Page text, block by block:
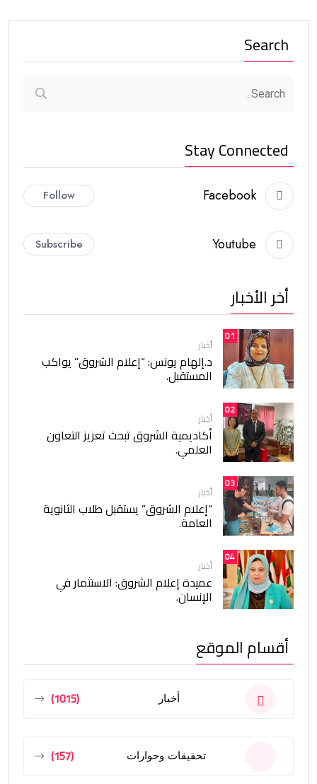
Search
Stay Connected
Facebook
Follow
Youtube
Subscribe
أخر الأخبار
01
أخبار
د.إلهام يونس: “إعلام الشروق” يواكب
المستقبل.
02
أخبار
أكاديمية الشروق تبحث تعزيز التعاون
العلمي.
03
أخبار
“إعلام الشروق” يستقبل طلاب الثانوية
العامة.
04
أخبار
عميدة إعلام الشروق: الاستثمار في
الإنسان.
أقسام الموقع
أخبار (1015)
تحقيقات وحوارات (157)